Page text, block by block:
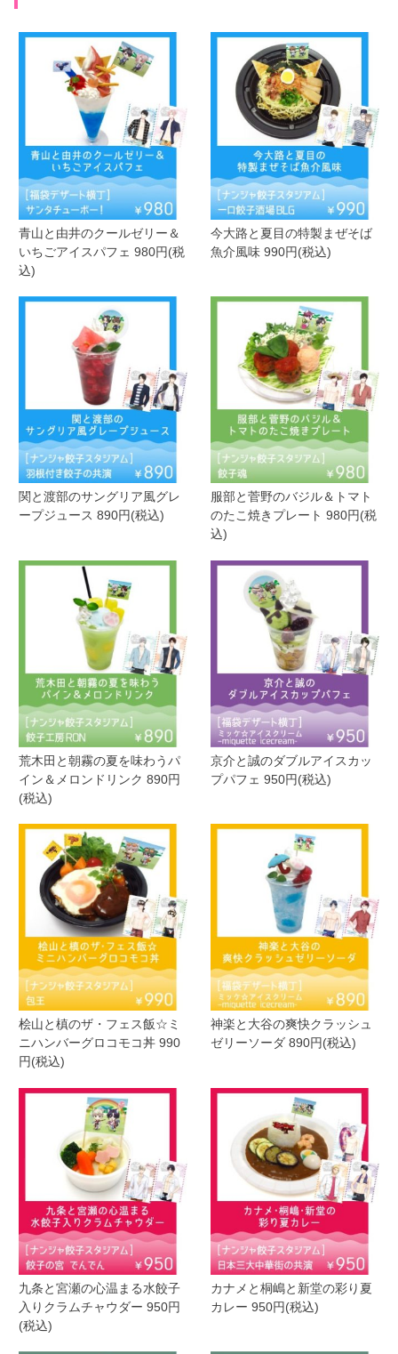
青山と由井のクールゼリー＆
いちごアイスパフェ 980円(税
込)
今大路と夏目の特製まぜそば
魚介風味 990円(税込)
関と渡部のサングリア風グレ
ープジュース 890円(税込)
服部と菅野のバジル＆トマト
のたこ焼きプレート 980円(税
込)
荒木田と朝霧の夏を味わうパ
イン＆メロンドリンク 890円
(税込)
京介と誠のダブルアイスカッ
プパフェ 950円(税込)
桧山と槙のザ・フェス飯☆ミ
ニハンバーグロコモコ丼 990
円(税込)
神楽と大谷の爽快クラッシュ
ゼリーソーダ 890円(税込)
九条と宮瀬の心温まる水餃子
入りクラムチャウダー 950円
(税込)
カナメと桐嶋と新堂の彩り夏
カレー 950円(税込)